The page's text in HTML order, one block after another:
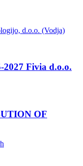
d.o.o. (Vodja)
2027 Fivia d.o.o.
OF